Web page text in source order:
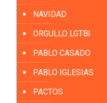
NAVIDAD
ORGULLO LGTBI
PABLO CASADO
PABLO IGLESIAS
PACTOS